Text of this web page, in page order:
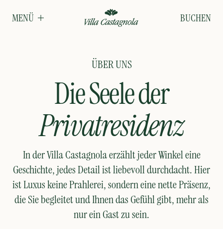
MENÜ BUCHEN
ÜBER UNS
Die Seele der
Privatresidenz
In der Villa Castagnola erzählt jeder Winkel eine
Geschichte, jedes Detail ist liebevoll durchdacht. Hier
ist Luxus keine Prahlerei, sondern eine nette Präsenz,
die Sie begleitet und Ihnen das Gefühl gibt, mehr als
nur ein Gast zu sein.